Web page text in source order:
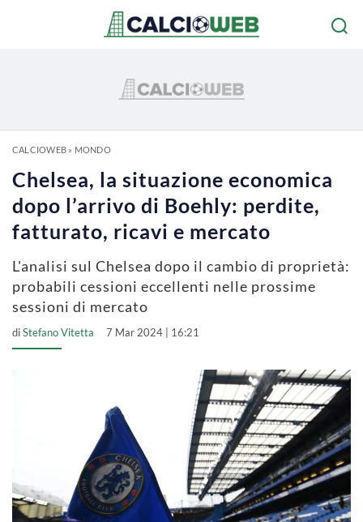
CALCIOWEB» MONDO
Chelsea, la situazione economica
dopo l’arrivo di Boehly: perdite,
fatturato, ricavi e mercato
L'analisi sul Chelsea dopo il cambio di proprietà:
probabili cessioni eccellenti nelle prossime
sessioni di mercato
diStefano Vitetta 7 Mar 2024 | 16:21